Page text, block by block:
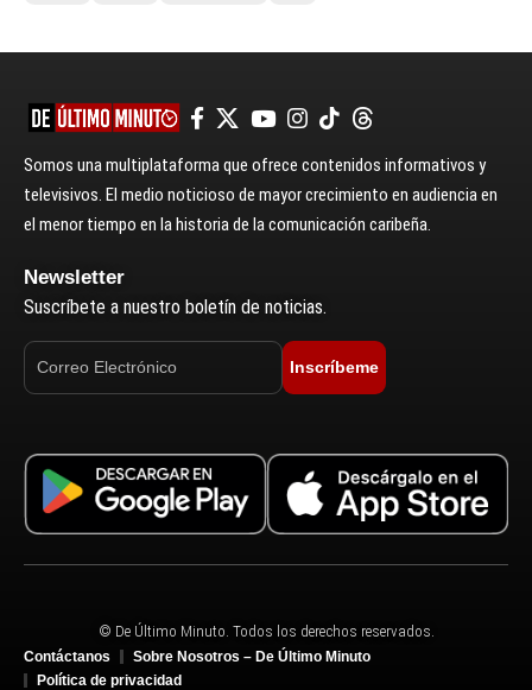
Somos una multiplataforma que ofrece contenidos informativos y
televisivos. El medio noticioso de mayor crecimiento en audiencia en
el menor tiempo en la historia de la comunicación caribeña.
Newsletter
Suscríbete a nuestro boletín de noticias.
Inscríbeme
© De Último Minuto. Todos los derechos reservados.
Contáctanos
Sobre Nosotros – De Último Minuto
Política de privacidad